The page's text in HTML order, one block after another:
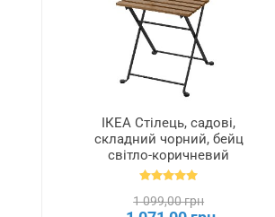
ІКЕА Стілець, садові,
складний чорний, бейц
світло-коричневий
TÄRNÖ ТЕРНО,
1 099,00 грн